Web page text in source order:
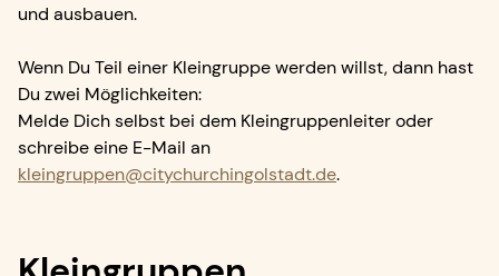
und ausbauen.
Wenn Du Teil einer Kleingruppe werden willst, dann hast
Du zwei Möglichkeiten:
Melde Dich selbst bei dem Kleingruppenleiter oder
schreibe eine E-Mail an
kleingruppen@citychurchingolstadt.de.